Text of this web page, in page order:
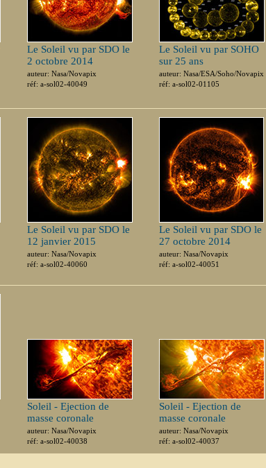
Le Soleil vu par SDO le
2 octobre 2014
auteur: Nasa/Novapix
réf: a-sol02-40049
Le Soleil vu par SOHO
sur 25 ans
auteur: Nasa/ESA/Soho/Novapix
réf: a-sol02-01105
Le Soleil vu par SDO le
12 janvier 2015
auteur: Nasa/Novapix
réf: a-sol02-40060
Le Soleil vu par SDO le
27 octobre 2014
auteur: Nasa/Novapix
réf: a-sol02-40051
Soleil - Ejection de
masse coronale
auteur: Nasa/Novapix
réf: a-sol02-40038
Soleil - Ejection de
masse coronale
auteur: Nasa/Novapix
réf: a-sol02-40037